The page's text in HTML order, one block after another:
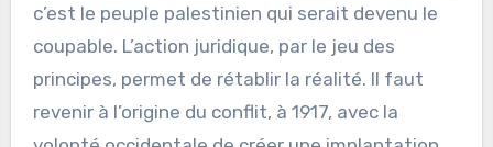
c’est le peuple palestinien qui serait devenu le
coupable. L’action juridique, par le jeu des
principes, permet de rétablir la réalité. Il faut
revenir à l’origine du conflit, à 1917, avec la